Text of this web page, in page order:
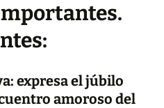
expresa el júbilo
amoroso del